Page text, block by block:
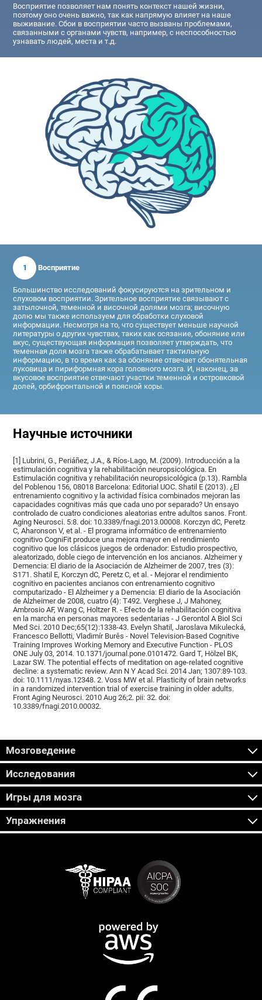
Восприятие позволяет нам понять контекст нашей жизни,
поэтому оно очень важно, так как напрямую влияет на наше
выживание. Сбои в восприятии часто вызваны проблемами,
связанными с органами чувств, например, с неспособностью
узнавать людей, места и т.д.
1 Восприятие
Большинство исследований фокусируются на зрительном и
слуховом восприятии. Зрительное восприятие связывают с
затылочной, теменной и височной долями мозга; височную
долю мы также используем для обработки слуховой
информации. Несмотря на то, что существует меньше научной
литературы о других чувствах, таких как осязание, обоняние или
вкус, существующая информация позволяет утверждать, что
теменная доля мозга также обрабатывает тактильную
информацию, в то время как за обоняние отвечает обонятельная
луковица и пириформная кора головного мозга. И, наконец, за
вкусовое восприятие отвечают участки теменной и островковой
долей, орбифронтальной и поясной коры.
Научные источники
[1] Lubrini, G., Periáñez, J.A., & Ríos-Lago, M. (2009). Introducción a la
estimulación cognitiva y la rehabilitación neuropsicológica. En
Estimulación cognitiva y rehabilitación neuropsicológica (p.13). Rambla
del Poblenou 156, 08018 Barcelona: Editorial UOC. Shatil E (2013). ¿El
entrenamiento cognitivo y la actividad física combinados mejoran las
capacidades cognitivas más que cada uno por separado? Un ensayo
controlado de cuatro condiciones aleatorias entre adultos sanos. Front.
Aging Neurosci. 5:8. doi: 10.3389/fnagi.2013.00008. Korczyn dC, Peretz
C, Aharonson V, et al. - El programa informático de entrenamiento
cognitivo CogniFit produce una mejora mayor en el rendimiento
cognitivo que los clásicos juegos de ordenador: Estudio prospectivo,
aleatorizado, doble ciego de intervención en los ancianos. Alzheimer y
Demencia: El diario de la Asociación de Alzheimer de 2007, tres (3):
S171. Shatil E, Korczyn dC, Peretz C, et al. - Mejorar el rendimiento
cognitivo en pacientes ancianos con entrenamiento cognitivo
computarizado - El Alzheimer y a Demencia: El diario de la Asociación
de Alzheimer de 2008, cuatro (4): T492. Verghese J, J Mahoney,
Ambrosio AF, Wang C, Holtzer R. - Efecto de la rehabilitación cognitiva
en la marcha en personas mayores sedentarias - J Gerontol A Biol Sci
Med Sci. 2010 Dec;65(12):1338-43. Evelyn Shatil, Jaroslava Mikulecká,
Francesco Bellotti, Vladimír Burěs - Novel Television-Based Cognitive
Training Improves Working Memory and Executive Function - PLOS
ONE July 03, 2014. 10.1371/journal.pone.0101472. Gard T, Hölzel BK,
Lazar SW. The potential effects of meditation on age-related cognitive
decline: a systematic review. Ann N Y Acad Sci. 2014 Jan; 1307:89-103.
doi: 10.1111/nyas.12348. 2. Voss MW et al. Plasticity of brain networks
in a randomized intervention trial of exercise training in older adults.
Front Aging Neurosci. 2010 Aug 26;2. pii: 32. doi:
10.3389/fnagi.2010.00032.
Мозговедение
Исследования
Игры для мозга
Упражнения